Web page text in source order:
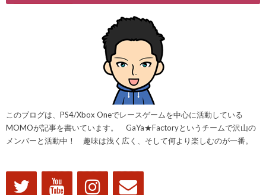
このブログは、PS4/Xbox Oneでレースゲームを中心に活動している
MOMOが記事を書いています。 GaYa★Factoryというチームで沢山の
メンバーと活動中！ 趣味は浅く広く、そして何より楽しむのが一番。